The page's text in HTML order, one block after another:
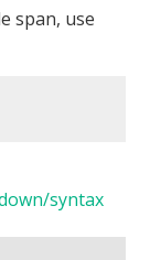
span, use
syntax